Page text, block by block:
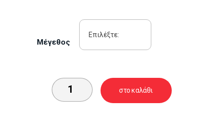
Μέγεθος
στο καλάθι